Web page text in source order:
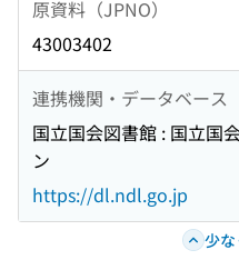
原資料（JPNO）
43003402
連携機関・データベース
国立国会図書館 : 国立国
ン
https://dl.ndl.go.jp
少な